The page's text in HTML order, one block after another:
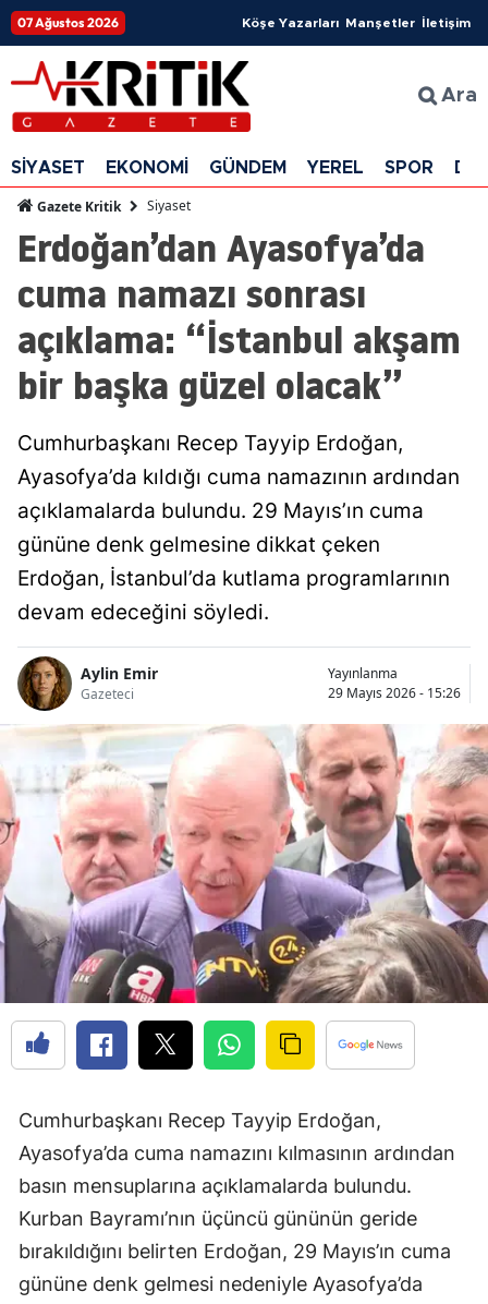
07 Ağustos 2026 Köşe Yazarları Manşetler İletişim
Ara
SİYASET EKONOMİ GÜNDEM YEREL SPOR
Gazete Kritik Siyaset
Erdoğan’dan Ayasofya’da
cuma namazı sonrası
açıklama: “İstanbul akşam
bir başka güzel olacak”
Cumhurbaşkanı Recep Tayyip Erdoğan,
Ayasofya’da kıldığı cuma namazının ardından
açıklamalarda bulundu. 29 Mayıs’ın cuma
gününe denk gelmesine dikkat çeken
Erdoğan, İstanbul’da kutlama programlarının
devam edeceğini söyledi.
Aylin Emir
Gazeteci
Yayınlanma
29 Mayıs 2026 - 15:26
Cumhurbaşkanı Recep Tayyip Erdoğan,
Ayasofya’da cuma namazını kılmasının ardından
basın mensuplarına açıklamalarda bulundu.
Kurban Bayramı’nın üçüncü gününün geride
bırakıldığını belirten Erdoğan, 29 Mayıs’ın cuma
gününe denk gelmesi nedeniyle Ayasofya’da